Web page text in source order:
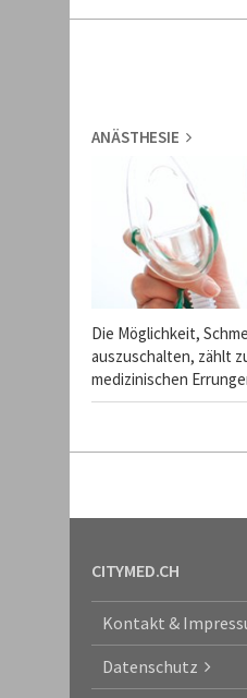
ANÄSTHESIE
Die Möglichkeit,
auszuschalten, zählt
medizinischen
CITYMED.CH
Kontakt &
Datenschutz